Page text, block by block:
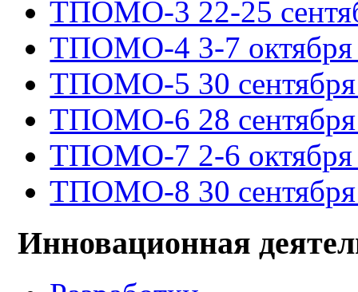
ТПОМО-3 22-25
ТПОМО-4 3-7 октября
ТПОМО-5 30 сентября
ТПОМО-6 28 сентября
ТПОМО-7 2-6 октября
ТПОМО-8 30 сентября
Инновационная